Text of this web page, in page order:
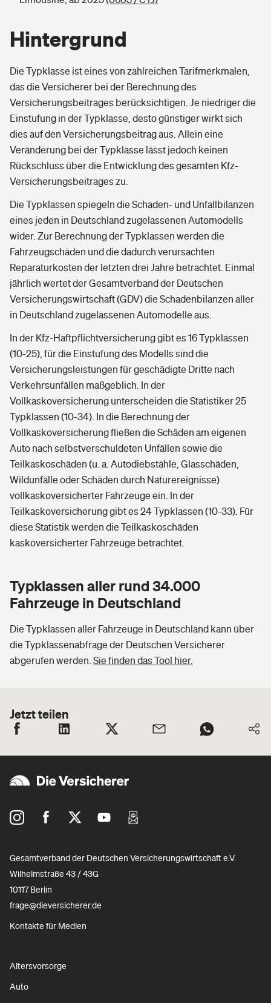
Hintergrund
Die Typklasse ist eines von zahlreichen Tarifmerkmalen,
das die Versicherer bei der Berechnung des
Versicherungsbeitrages berücksichtigen. Je niedriger die
Einstufung in der Typklasse, desto günstiger wirkt sich
dies auf den Versicherungsbeitrag aus. Allein eine
Veränderung bei der Typklasse lässt jedoch keinen
Rückschluss über die Entwicklung des gesamten Kfz-
Versicherungsbeitrages zu.
Die Typklassen spiegeln die Schaden- und Unfallbilanzen
eines jeden in Deutschland zugelassenen Automodells
wider. Zur Berechnung der Typklassen werden die
Fahrzeugschäden und die dadurch verursachten
Reparaturkosten der letzten drei Jahre betrachtet. Einmal
jährlich wertet der Gesamtverband der Deutschen
Versicherungswirtschaft (GDV) die Schadenbilanzen aller
in Deutschland zugelassenen Automodelle aus.
In der Kfz-Haftpflichtversicherung gibt es 16 Typklassen
(10-25), für die Einstufung des Modells sind die
Versicherungsleistungen für geschädigte Dritte nach
Verkehrsunfällen maßgeblich. In der
Vollkaskoversicherung unterscheiden die Statistiker 25
Typklassen (10-34). In die Berechnung der
Vollkaskoversicherung fließen die Schäden am eigenen
Auto nach selbstverschuldeten Unfällen sowie die
Teilkaskoschäden (u. a. Autodiebstähle, Glasschäden,
Wildunfälle oder Schäden durch Naturereignisse)
vollkaskoversicherter Fahrzeuge ein. In der
Teilkaskoversicherung gibt es 24 Typklassen (10-33). Für
diese Statistik werden die Teilkaskoschäden
kaskoversicherter Fahrzeuge betrachtet.
Typklassen aller rund 34.000
Fahrzeuge in Deutschland
Die Typklassen aller Fahrzeuge in Deutschland kann über
die Typklassenabfrage der Deutschen Versicherer
abgerufen werden. Sie finden das Tool hier.
Jetzt teilen
Gesamtverband der Deutschen Versicherungswirtschaft e.V.
Wilhelmstraße 43 / 43G
10117 Berlin
frage@dieversicherer.de
Kontakte für Medien
Altersvorsorge
Auto